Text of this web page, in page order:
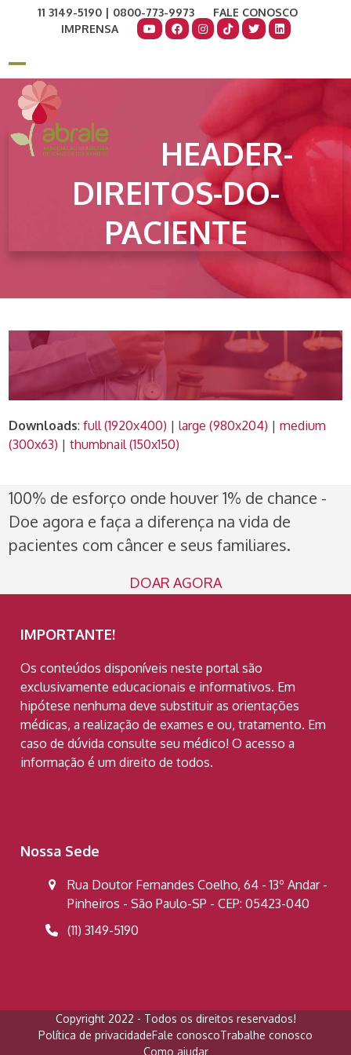
11 3149-5190 | 0800-773-9973
FALE CONOSCO
IMPRENSA
Open
mobile
menu
Close
mobile
menu
HEADER-
DIREITOS-DO-
PACIENTE
Downloads:full (1920x400) |large (980x204) |medium
(300x63) |thumbnail (150x150)
100% de esforço onde houver 1% de chance -
Doe agora e faça a diferença na vida de
pacientes com câncer e seus familiares.
DOAR AGORA
IMPORTANTE!
Os conteúdos disponíveis neste portal são
exclusivamente educacionais e informativos. Em
hipótese nenhuma deve substituir as orientações
médicas, a realização de exames e ou, tratamento. Em
caso de dúvida consulte seu médico! O acesso a
informação é um direito de todos.
Nossa Sede
Rua Doutor Fernandes Coelho, 64 - 13º Andar -
Pinheiros - São Paulo-SP - CEP: 05423-040
(11) 3149-5190
Copyright 2022 - Todos os direitos reservados!
Política de privacidadeFale conoscoTrabalhe conosco
Como ajudar